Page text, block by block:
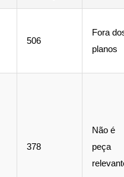
506
Fora
planos
378
Não é
peça